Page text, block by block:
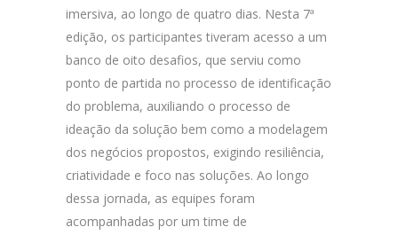
imersiva, ao longo de quatro dias. Nesta 7ª
edição, os participantes tiveram acesso a um
banco de oito desafios, que serviu como
ponto de partida no processo de identificação
do problema, auxiliando o processo de
ideação da solução bem como a modelagem
dos negócios propostos, exigindo resiliência,
criatividade e foco nas soluções. Ao longo
dessa jornada, as equipes foram
acompanhadas por um time de